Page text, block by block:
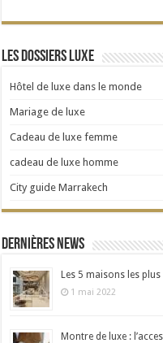
Les dossiers Luxe
Hôtel de luxe dans le monde
Mariage de luxe
Cadeau de luxe femme
cadeau de luxe homme
City guide Marrakech
Dernières news
Les 5 maisons les
1 mai 2022
Montre de luxe :